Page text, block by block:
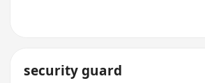
security guard